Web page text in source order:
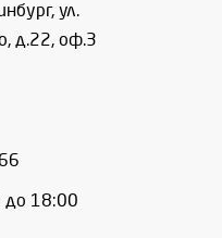
ул.
д.22, оф.3
до 18:00